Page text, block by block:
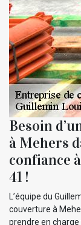
Besoin
à Mehers
confiance
41 !
L’équipe du
couverture à
prendre en